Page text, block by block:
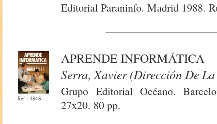
Editorial Paraninfo. Madrid 1988.
Ref.: 4848
APRENDE INFORMÁTICA
Serra, Xavier (Dirección De
Grupo Editorial Océano.
27x20. 80 pp.